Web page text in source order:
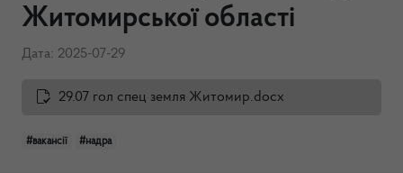
Житомирської області
Дата: 2025-07-29
29.07 гол спец земля Житомир.docx
#вакансії #надра